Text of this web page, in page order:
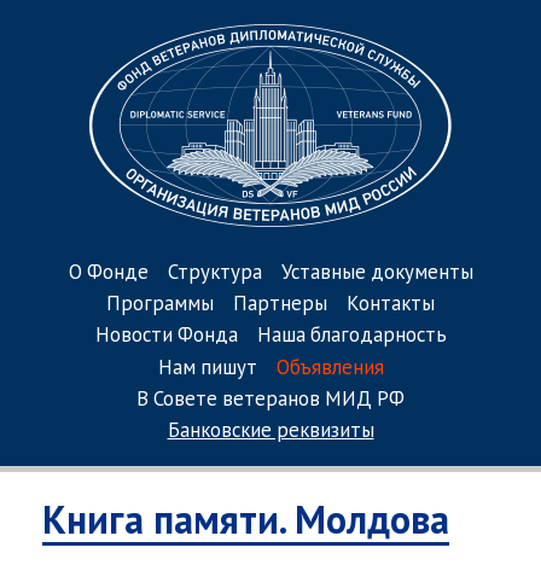
О Фонде Структура
Уставные документы
Программы
Партнеры
Контакты
Новости Фонда
Наша благодарность
Нам пишут
Объявления
В Совете ветеранов МИД РФ
Банковские реквизиты
Книга памяти. Молдова